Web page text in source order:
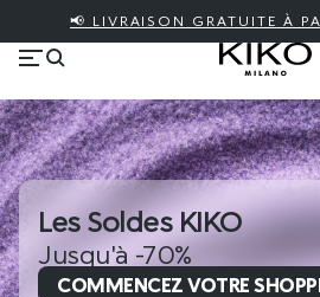
📢 LIVRAISON GRATUITE À
Les Soldes KIKO
Jusqu'à -70%
COMMENCEZ VOTRE